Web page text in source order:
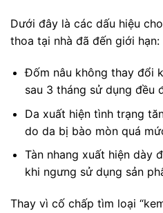
Dưới đây là các dấu hiệu
thoa tại nhà đã đến giới hạn:
Đốm nâu không thay đổi
sau 3 tháng sử dụng đều
Da xuất hiện tình trạng
do da bị bào mòn quá
Tàn nhang xuất hiện dày
khi ngưng sử dụng sản
Thay vì cố chấp tìm loại